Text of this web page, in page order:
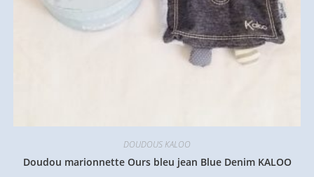
DOUDOUS KALOO
Doudou marionnette Ours bleu jean Blue Denim KALOO